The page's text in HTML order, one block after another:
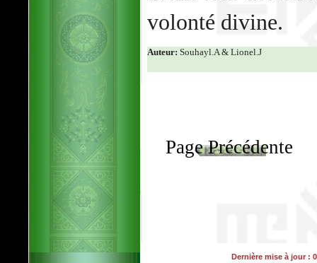
volonté divine.
Auteur: Souhayl.A & Lionel.J
Page Précédente
Dernière mise à jour :